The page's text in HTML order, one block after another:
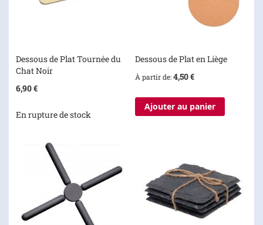
Dessous de Plat Tournée du
Chat Noir
6,90 €
En rupture de stock
Dessous de Plat en Liège
À partir de 4,50 €
Ajouter au panier